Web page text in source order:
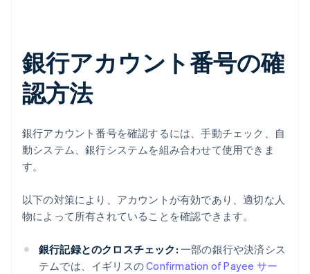
銀行アカウント番号の確
認方法
銀行アカウント番号を確認するには、手動チェック、自
動システム、銀行システムを組み合わせて使用できま
す。
以下の対策により、アカウントが有効であり、適切な人
物によって所有されていることを確認できます。
銀行記録とのクロスチェック: 一部の銀行や決済シス
テムでは、イギリスのConfirmation of Payee サー